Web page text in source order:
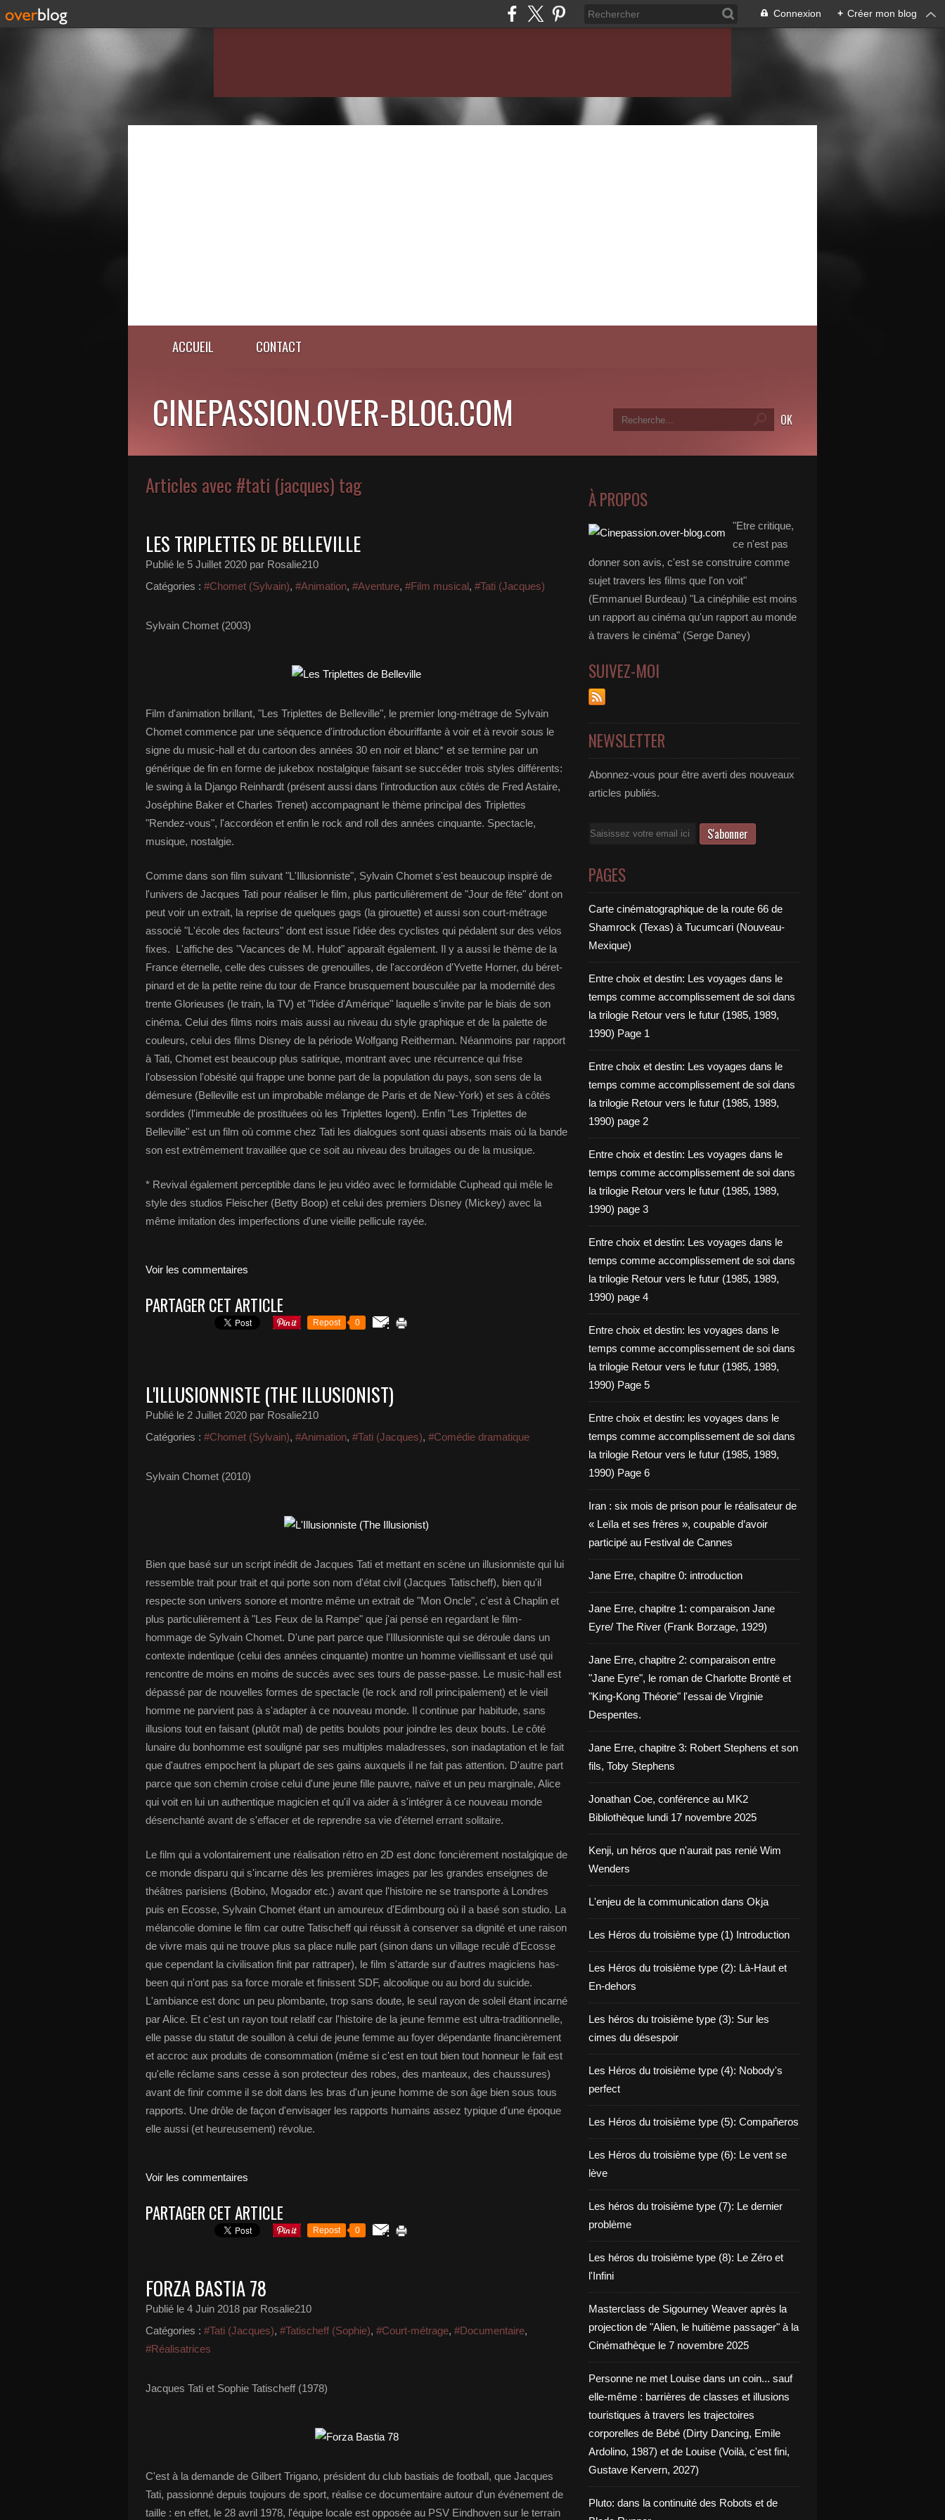
Connexion + Créer mon blog
ACCUEIL CONTACT
CINEPASSION.OVER-BLOG.COM
Articles avec #tati (jacques) tag
LES TRIPLETTES DE BELLEVILLE
Publié le 5 Juillet 2020 par Rosalie210
Catégories : #Chomet (Sylvain), #Animation, #Aventure, #Film musical, #Tati (Jacques)
Sylvain Chomet (2003)
Film d'animation brillant, "Les Triplettes de Belleville", le premier long-métrage de Sylvain
Chomet commence par une séquence d'introduction ébouriffante à voir et à revoir sous le
signe du music-hall et du cartoon des années 30 en noir et blanc* et se termine par un
générique de fin en forme de jukebox nostalgique faisant se succéder trois styles différents:
le swing à la Django Reinhardt (présent aussi dans l'introduction aux côtés de Fred Astaire,
Joséphine Baker et Charles Trenet) accompagnant le thème principal des Triplettes
"Rendez-vous", l'accordéon et enfin le rock and roll des années cinquante. Spectacle,
musique, nostalgie.
Comme dans son film suivant "L'Illusionniste", Sylvain Chomet s'est beaucoup inspiré de
l'univers de Jacques Tati pour réaliser le film, plus particulièrement de "Jour de fête" dont on
peut voir un extrait, la reprise de quelques gags (la girouette) et aussi son court-métrage
associé "L'école des facteurs" dont est issue l'idée des cyclistes qui pédalent sur des vélos
fixes. L'affiche des "Vacances de M. Hulot" apparaît également. Il y a aussi le thème de la
France éternelle, celle des cuisses de grenouilles, de l'accordéon d'Yvette Horner, du béret-
pinard et de la petite reine du tour de France brusquement bousculée par la modernité des
trente Glorieuses (le train, la TV) et "l'idée d'Amérique" laquelle s'invite par le biais de son
cinéma. Celui des films noirs mais aussi au niveau du style graphique et de la palette de
couleurs, celui des films Disney de la période Wolfgang Reitherman. Néanmoins par rapport
à Tati, Chomet est beaucoup plus satirique, montrant avec une récurrence qui frise
l'obsession l'obésité qui frappe une bonne part de la population du pays, son sens de la
démesure (Belleville est un improbable mélange de Paris et de New-York) et ses à côtés
sordides (l'immeuble de prostituées où les Triplettes logent). Enfin "Les Triplettes de
Belleville" est un film où comme chez Tati les dialogues sont quasi absents mais où la bande
son est extrêmement travaillée que ce soit au niveau des bruitages ou de la musique.
* Revival également perceptible dans le jeu vidéo avec le formidable Cuphead qui mêle le
style des studios Fleischer (Betty Boop) et celui des premiers Disney (Mickey) avec la
même imitation des imperfections d'une vieille pellicule rayée.
Voir les commentaires
PARTAGER CET ARTICLE
Repost 0
L'ILLUSIONNISTE (THE ILLUSIONIST)
Publié le 2 Juillet 2020 par Rosalie210
Catégories : #Chomet (Sylvain), #Animation, #Tati (Jacques), #Comédie dramatique
Sylvain Chomet (2010)
Bien que basé sur un script inédit de Jacques Tati et mettant en scène un illusionniste qui lui
ressemble trait pour trait et qui porte son nom d'état civil (Jacques Tatischeff), bien qu'il
respecte son univers sonore et montre même un extrait de "Mon Oncle", c'est à Chaplin et
plus particulièrement à "Les Feux de la Rampe" que j'ai pensé en regardant le film-
hommage de Sylvain Chomet. D'une part parce que l'Illusionniste qui se déroule dans un
contexte indentique (celui des années cinquante) montre un homme vieillissant et usé qui
rencontre de moins en moins de succès avec ses tours de passe-passe. Le music-hall est
dépassé par de nouvelles formes de spectacle (le rock and roll principalement) et le vieil
homme ne parvient pas à s'adapter à ce nouveau monde. Il continue par habitude, sans
illusions tout en faisant (plutôt mal) de petits boulots pour joindre les deux bouts. Le côté
lunaire du bonhomme est souligné par ses multiples maladresses, son inadaptation et le fait
que d'autres empochent la plupart de ses gains auxquels il ne fait pas attention. D'autre part
parce que son chemin croise celui d'une jeune fille pauvre, naïve et un peu marginale, Alice
qui voit en lui un authentique magicien et qu'il va aider à s'intégrer à ce nouveau monde
désenchanté avant de s'effacer et de reprendre sa vie d'éternel errant solitaire.
Le film qui a volontairement une réalisation rétro en 2D est donc foncièrement nostalgique de
ce monde disparu qui s'incarne dès les premières images par les grandes enseignes de
théâtres parisiens (Bobino, Mogador etc.) avant que l'histoire ne se transporte à Londres
puis en Ecosse, Sylvain Chomet étant un amoureux d'Edimbourg où il a basé son studio. La
mélancolie domine le film car outre Tatischeff qui réussit à conserver sa dignité et une raison
de vivre mais qui ne trouve plus sa place nulle part (sinon dans un village reculé d'Ecosse
que cependant la civilisation finit par rattraper), le film s'attarde sur d'autres magiciens has-
been qui n'ont pas sa force morale et finissent SDF, alcoolique ou au bord du suicide.
L'ambiance est donc un peu plombante, trop sans doute, le seul rayon de soleil étant incarné
par Alice. Et c'est un rayon tout relatif car l'histoire de la jeune femme est ultra-traditionnelle,
elle passe du statut de souillon à celui de jeune femme au foyer dépendante financièrement
et accroc aux produits de consommation (même si c'est en tout bien tout honneur le fait est
qu'elle réclame sans cesse à son protecteur des robes, des manteaux, des chaussures)
avant de finir comme il se doit dans les bras d'un jeune homme de son âge bien sous tous
rapports. Une drôle de façon d'envisager les rapports humains assez typique d'une époque
elle aussi (et heureusement) révolue.
Voir les commentaires
PARTAGER CET ARTICLE
Repost 0
FORZA BASTIA 78
Publié le 4 Juin 2018 par Rosalie210
Catégories : #Tati (Jacques), #Tatischeff (Sophie), #Court-métrage, #Documentaire,
#Réalisatrices
Jacques Tati et Sophie Tatischeff (1978)
C'est à la demande de Gilbert Trigano, président du club bastiais de football, que Jacques
Tati, passionné depuis toujours de sport, réalise ce documentaire autour d'un événement de
taille : en effet, le 28 avril 1978, l'équipe locale est opposée au PSV Eindhoven sur le terrain
À PROPOS
"Etre critique,
ce n'est pas
donner son avis, c'est se construire comme
sujet travers les films que l'on voit"
(Emmanuel Burdeau) "La cinéphilie est moins
un rapport au cinéma qu'un rapport au monde
à travers le cinéma" (Serge Daney)
SUIVEZ-MOI
NEWSLETTER
Abonnez-vous pour être averti des nouveaux
articles publiés.
Email
PAGES
Carte cinématographique de la route 66 de
Shamrock (Texas) à Tucumcari (Nouveau-
Mexique)
Entre choix et destin: Les voyages dans le
temps comme accomplissement de soi dans
la trilogie Retour vers le futur (1985, 1989,
1990) Page 1
Entre choix et destin: Les voyages dans le
temps comme accomplissement de soi dans
la trilogie Retour vers le futur (1985, 1989,
1990) page 2
Entre choix et destin: Les voyages dans le
temps comme accomplissement de soi dans
la trilogie Retour vers le futur (1985, 1989,
1990) page 3
Entre choix et destin: Les voyages dans le
temps comme accomplissement de soi dans
la trilogie Retour vers le futur (1985, 1989,
1990) page 4
Entre choix et destin: les voyages dans le
temps comme accomplissement de soi dans
la trilogie Retour vers le futur (1985, 1989,
1990) Page 5
Entre choix et destin: les voyages dans le
temps comme accomplissement de soi dans
la trilogie Retour vers le futur (1985, 1989,
1990) Page 6
Iran : six mois de prison pour le réalisateur de
« Leïla et ses frères », coupable d’avoir
participé au Festival de Cannes
Jane Erre, chapitre 0: introduction
Jane Erre, chapitre 1: comparaison Jane
Eyre/ The River (Frank Borzage, 1929)
Jane Erre, chapitre 2: comparaison entre
"Jane Eyre", le roman de Charlotte Brontë et
"King-Kong Théorie" l'essai de Virginie
Despentes.
Jane Erre, chapitre 3: Robert Stephens et son
fils, Toby Stephens
Jonathan Coe, conférence au MK2
Bibliothèque lundi 17 novembre 2025
Kenji, un héros que n'aurait pas renié Wim
Wenders
L'enjeu de la communication dans Okja
Les Héros du troisième type (1) Introduction
Les Héros du troisième type (2): Là-Haut et
En-dehors
Les héros du troisième type (3): Sur les
cimes du désespoir
Les Héros du troisième type (4): Nobody's
perfect
Les Héros du troisième type (5): Compañeros
Les Héros du troisième type (6): Le vent se
lève
Les héros du troisième type (7): Le dernier
problème
Les héros du troisième type (8): Le Zéro et
l'Infini
Masterclass de Sigourney Weaver après la
projection de "Alien, le huitième passager" à la
Cinémathèque le 7 novembre 2025
Personne ne met Louise dans un coin... sauf
elle-même : barrières de classes et illusions
touristiques à travers les trajectoires
corporelles de Bébé (Dirty Dancing, Emile
Ardolino, 1987) et de Louise (Voilà, c'est fini,
Gustave Kervern, 2027)
Pluto: dans la continuité des Robots et de